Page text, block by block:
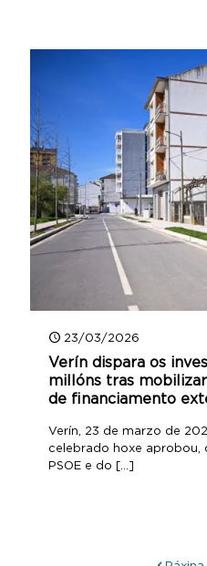
23/03/2026
Verín dispara os
millóns tras
de financiamento
Verín, 23 de marzo de
celebrado hoxe
PSOE e do […]